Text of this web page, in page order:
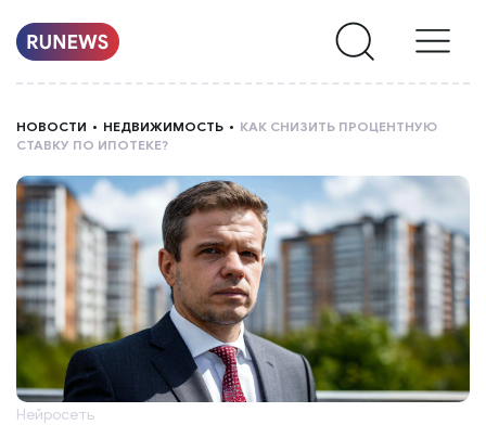
О
НАС
НОВОСТИ НЕДВИЖИМОСТЬ
КАК СНИЗИТЬ ПРОЦЕНТНУЮ
СТАВКУ ПО ИПОТЕКЕ?
Нейросеть